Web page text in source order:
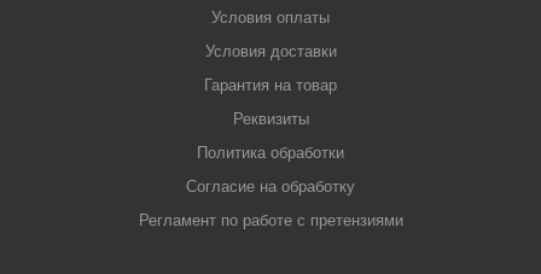
Условия оплаты
Условия доставки
Гарантия на товар
Реквизиты
Политика обработки
Согласие на обработку
Регламент по работе с претензиями